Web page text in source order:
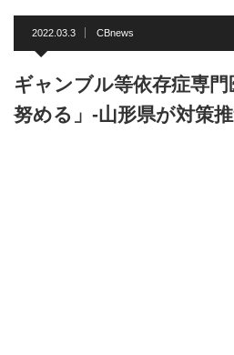
2022.03.3 CBnews
ギャンブル等依存症専門
努める」-山形県が対策